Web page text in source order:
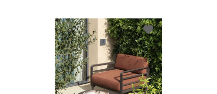
favorite